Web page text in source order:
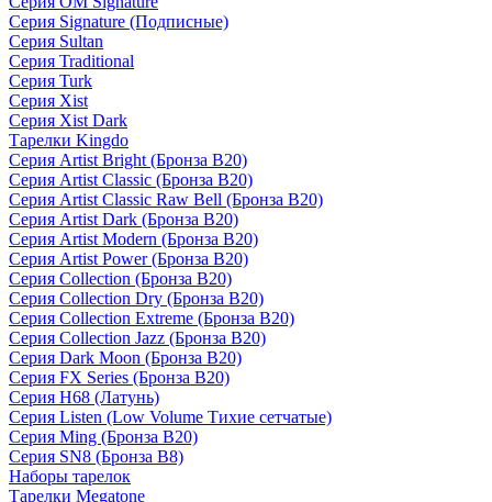
Серия Signature (Подписные)
Серия Sultan
Серия Traditional
Серия Turk
Серия Xist
Серия Xist Dark
Тарелки Kingdo
Серия Artist Bright (Бронза B20)
Серия Artist Classic (Бронза B20)
Серия Artist Classic Raw Bell (Бронза B20)
Серия Artist Dark (Бронза B20)
Серия Artist Modern (Бронза B20)
Серия Artist Power (Бронза B20)
Серия Collection (Бронза B20)
Серия Collection Dry (Бронза B20)
Серия Collection Extreme (Бронза B20)
Серия Collection Jazz (Бронза B20)
Серия Dark Moon (Бронза B20)
Серия FX Series (Бронза B20)
Серия H68 (Латунь)
Серия Listen (Low Volume Тихие сетчатые)
Серия Ming (Бронза B20)
Серия SN8 (Бронза B8)
Наборы тарелок
Тарелки Megatone